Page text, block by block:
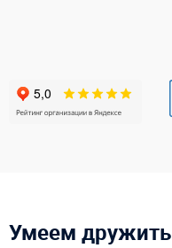
Умеем дружить